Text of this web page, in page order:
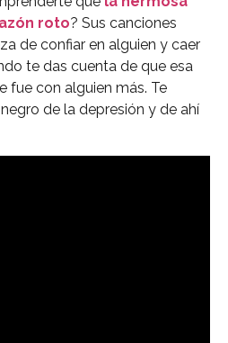
roto? Sus canciones
de confiar en alguien y caer
te das cuenta de que esa
fue con alguien más. Te
de la depresión y de ahí